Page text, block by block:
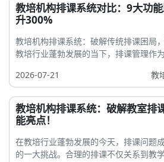
教培机构排课系统对比：9大功
升300%
教培机构排课系统：破解传统排课困局
教培行业蓬勃发展的当下，排课管理作
2026-07-21
教
教培机构排课系统：破解教室排
能亮点！
在教培行业蓬勃发展的今天，排课问题
的一大挑战。合理的排课不仅关系到教